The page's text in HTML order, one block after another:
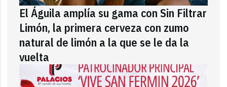
El Águila amplía su gama con Sin Filtrar
Limón, la primera cerveza con zumo
natural de limón a la que se le da la
vuelta